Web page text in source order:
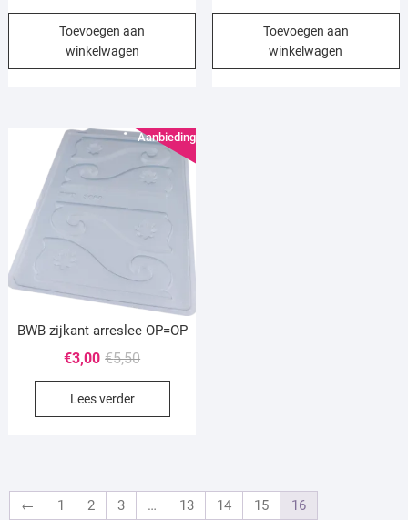
Toevoegen aan
winkelwagen
Toevoegen aan
winkelwagen
Aanbieding!
BWB zijkant arreslee OP=OP
€5,50Oorspronkelijke
prijs
€5,50.
€3,00
Huidige
prijs
€3,00.
Lees verder
← 1 2 3 … 13 14 15 16